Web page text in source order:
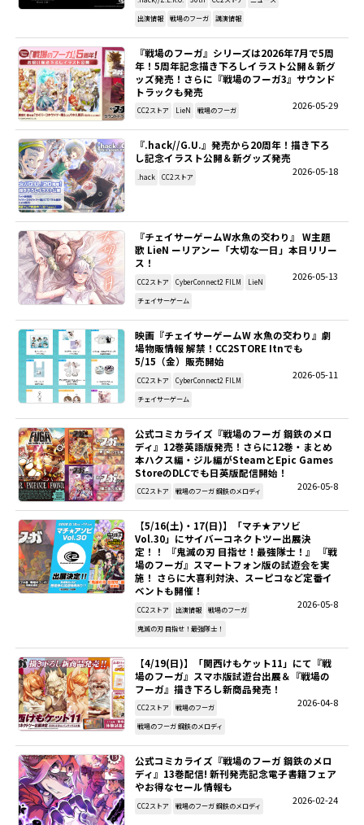
出演情報 戦場のフーガ 講演情報
『戦場のフーガ』シリーズは2026年7月で5周
年！5周年記念描き下ろしイラスト公開＆新グ
ッズ発売！さらに『戦場のフーガ3』サウンド
トラックも発売
2026-05-29
CC2ストア LieN 戦場のフーガ
『.hack//G.U.』発売から20周年！描き下ろ
し記念イラスト公開＆新グッズ発売
2026-05-18
.hack CC2ストア
『チェイサーゲームW水魚の交わり』 W主題
歌 LieN ーリアンー「大切な一日」本日リリー
ス！
2026-05-13
CC2ストア CyberConnect2 FILM LieN
チェイサーゲーム
映画『チェイサーゲームW 水魚の交わり』劇
場物販情報 解禁！CC2STORE Itnでも
5/15（金）販売開始
2026-05-11
CC2ストア CyberConnect2 FILM
チェイサーゲーム
公式コミカライズ『戦場のフーガ 鋼鉄のメロ
ディ』12巻英語版発売！さらに12巻・まとめ
本ハクス編・ジル編がSteamとEpic Games
StoreのDLCでも日英版配信開始！
2026-05-8
CC2ストア 戦場のフーガ 鋼鉄のメロディ
【5/16(土)・17(日)】「マチ★アソビ
Vol.30」にサイバーコネクトツー出展決
定！！ 『鬼滅の刃 目指せ！最強隊士！』 『戦
場のフーガ』スマートフォン版の試遊会を実
施！ さらに大喜利対決、スーピコなど定番イ
ベントも開催！
2026-05-8
CC2ストア 出演情報 戦場のフーガ
鬼滅の刃 目指せ！最強隊士！
【4/19(日)】「関西けもケット11」にて『戦
場のフーガ』スマホ版試遊台出展＆『戦場の
フーガ』描き下ろし新商品発売！
2026-04-8
CC2ストア 戦場のフーガ
戦場のフーガ 鋼鉄のメロディ
公式コミカライズ『戦場のフーガ 鋼鉄のメロ
ディ』13巻配信! 新刊発売記念電子書籍フェア
やお得なセール情報も
2026-02-24
CC2ストア 戦場のフーガ 鋼鉄のメロディ